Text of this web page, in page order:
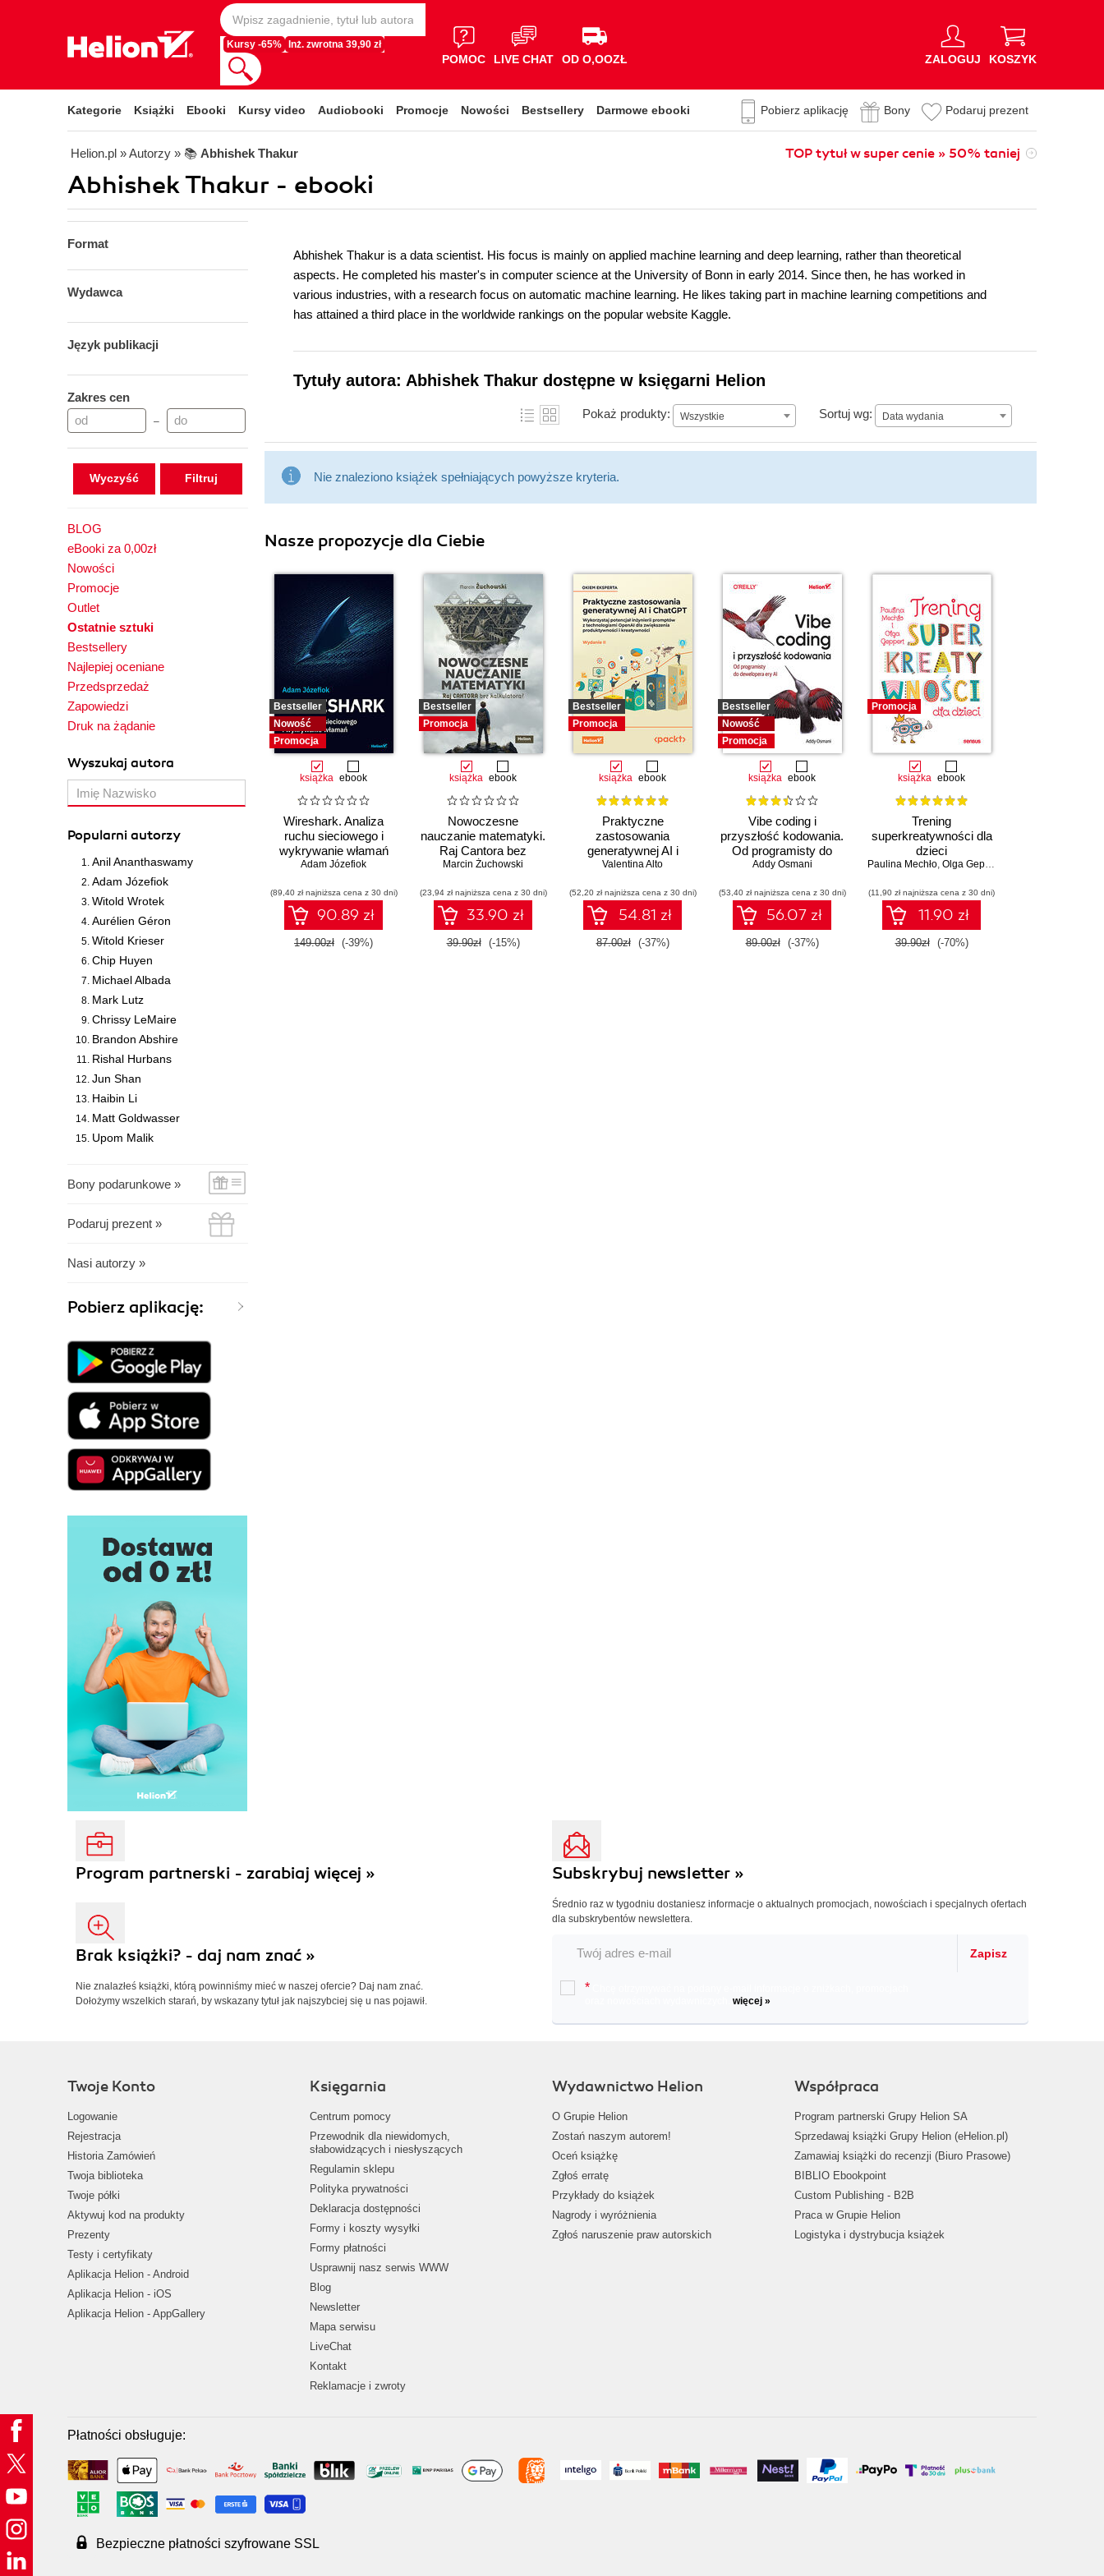
Kursy -65% Inż. zwrotna 39,90 zł
POMOC LIVE CHAT OD O,OOZŁ ZALOGUJ KOSZYK
Kategorie Książki Ebooki Kursy video Audiobooki Promocje Nowości Bestsellery Darmowe ebooki Pobierz aplikację Bony Podaruj prezent
Helion.pl » Autorzy » 📚 Abhishek Thakur TOP tytuł w super cenie » 50% taniej
Abhishek Thakur - ebooki
Format
Wydawca
Język publikacji
Zakres cen
–
Wyczyść
BLOG
eBooki za 0,00zł
Nowości
Promocje
Outlet
Ostatnie sztuki
Bestsellery
Najlepiej oceniane
Przedsprzedaż
Zapowiedzi
Druk na żądanie
Wyszukaj autora
Popularni autorzy
Anil Ananthaswamy
Adam Józefiok
Witold Wrotek
Aurélien Géron
Witold Krieser
Chip Huyen
Michael Albada
Mark Lutz
Chrissy LeMaire
Brandon Abshire
Rishal Hurbans
Jun Shan
Haibin Li
Matt Goldwasser
Upom Malik
Bony podarunkowe »
Podaruj prezent »
Nasi autorzy »
Pobierz aplikację:
Abhishek Thakur is a data scientist. His focus is mainly on applied machine learning and deep learning, rather than theoretical
aspects. He completed his master's in computer science at the University of Bonn in early 2014. Since then, he has worked in
various industries, with a research focus on automatic machine learning. He likes taking part in machine learning competitions and
has attained a third place in the worldwide rankings on the popular website Kaggle.
Tytuły autora: Abhishek Thakur dostępne w księgarni Helion
Pokaż produkty: Wszystkie Sortuj wg: Data wydania
Data wydania
Nie znaleziono książek spełniających powyższe kryteria.
Nasze propozycje dla Ciebie
Bestseller
Nowość
Promocja
książka ebook
Wireshark. Analiza
ruchu sieciowego i
wykrywanie włamań
Adam Józefiok
(89,40 zł najniższa cena z 30 dni)
90.89 zł
149.00zł (-39%)
Bestseller
Promocja
książka ebook
Nowoczesne
nauczanie matematyki.
Raj Cantora bez
kalkulatora?
Marcin Żuchowski
(23,94 zł najniższa cena z 30 dni)
33.90 zł
39.90zł (-15%)
Bestseller
Promocja
książka ebook
Praktyczne
zastosowania
generatywnej AI i
ChatGPT. Wykorzystaj
promptów z
technologiami OpenAI
dla zwiększenia
produktywności i
Valentina Alto
(52,20 zł najniższa cena z 30 dni)
54.81 zł
87.00zł (-37%)
Bestseller
Nowość
Promocja
książka ebook
Vibe coding i
przyszłość kodowania.
Od programisty do
dewelopera ery AI
Addy Osmani
(53,40 zł najniższa cena z 30 dni)
56.07 zł
89.00zł (-37%)
Promocja
książka ebook
Trening
superkreatywności dla
dzieci
Paulina Mechło, Olga Geppert
(11,90 zł najniższa cena z 30 dni)
11.90 zł
39.90zł (-70%)
Program partnerski - zarabiaj więcej »
Brak książki? - daj nam znać »
Nie znalazłeś książki, którą powinniśmy mieć w naszej ofercie? Daj nam znać.
Dołożymy wszelkich starań, by wskazany tytuł jak najszybciej się u nas pojawił.
Subskrybuj newsletter »
Średnio raz w tygodniu dostaniesz informacje o aktualnych promocjach, nowościach i specjalnych ofertach
dla subskrybentów newslettera.
Zapisz
*
więcej »
Twoje Konto
Logowanie
Rejestracja
Historia Zamówień
Twoja biblioteka
Twoje półki
Aktywuj kod na produkty
Prezenty
Testy i certyfikaty
Aplikacja Helion - Android
Aplikacja Helion - iOS
Aplikacja Helion - AppGallery
Księgarnia
Centrum pomocy
Przewodnik dla niewidomych,
słabowidzących i niesłyszących
Regulamin sklepu
Polityka prywatności
Deklaracja dostępności
Formy i koszty wysyłki
Formy płatności
Usprawnij nasz serwis WWW
Blog
Newsletter
Mapa serwisu
LiveChat
Kontakt
Reklamacje i zwroty
Wydawnictwo Helion
O Grupie Helion
Zostań naszym autorem!
Oceń książkę
Zgłoś erratę
Przykłady do książek
Nagrody i wyróżnienia
Zgłoś naruszenie praw autorskich
Współpraca
Program partnerski Grupy Helion SA
Sprzedawaj książki Grupy Helion (eHelion.pl)
Zamawiaj książki do recenzji (Biuro Prasowe)
BIBLIO Ebookpoint
Custom Publishing - B2B
Praca w Grupie Helion
Logistyka i dystrybucja książek
Płatności obsługuje:
Bezpieczne płatności szyfrowane SSL